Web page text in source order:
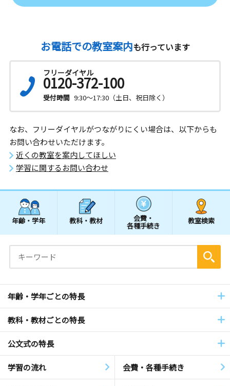
お電話での教室案内も行っています
フリーダイヤル
0120-372-100
受付時間 9:30～17:30（土日、祝日除く）
なお、フリーダイヤルがつながりにくい場合は、以下からも
お問い合わせいただけます。
近くの教室を案内してほしい
学習に関するお問い合わせ
年齢・学年 教科・教材 会費・
各種手続き
教室検索
年齢・学年ごとの特長
教科・教材ごとの特長
公文式の特長
学習の流れ 会費・各種手続き